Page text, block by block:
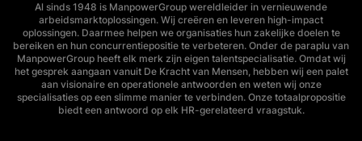
Al sinds 1948 is ManpowerGroup wereldleider in vernieuwende
arbeidsmarktoplossingen. Wij creëren en leveren high-impact
oplossingen. Daarmee helpen we organisaties hun zakelijke doelen te
bereiken en hun concurrentiepositie te verbeteren. Onder de paraplu van
ManpowerGroup heeft elk merk zijn eigen talentspecialisatie. Omdat wij
het gesprek aangaan vanuit De Kracht van Mensen, hebben wij een palet
aan visionaire en operationele antwoorden en weten wij onze
specialisaties op een slimme manier te verbinden. Onze totaalpropositie
biedt een antwoord op elk HR-gerelateerd vraagstuk.